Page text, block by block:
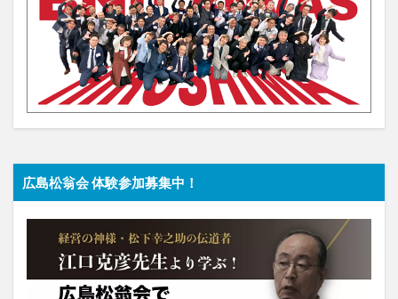
広島松翁会 体験参加募集中！